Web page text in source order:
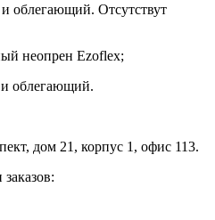
облегающий. Отсутствут
неопрен Ezoflex;
облегающий.
дом 21, корпус 1, офис 113.